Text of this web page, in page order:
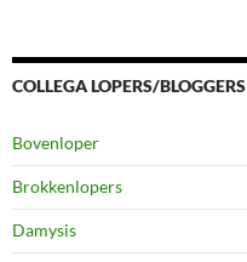
COLLEGA LOPERS/BLOGGERS
Bovenloper
Brokkenlopers
Damysis